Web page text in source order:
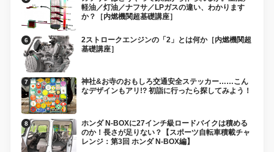
軽油／灯油／ナフサ／LPガスの違い、わかります
か？［内燃機関超基礎講座］
2ストロークエンジンの「2」とは何か［内燃機関超
基礎講座］
神社&お寺のおもしろ交通安全ステッカー……こん
なデザインもアリ!? 初詣に行ったら探してみよう！
ホンダ N-BOXに27インチ級ロードバイクは積める
のか！長さが足りない？【スポーツ自転車積載チャ
レンジ：第3回 ホンダ N-BOX編】